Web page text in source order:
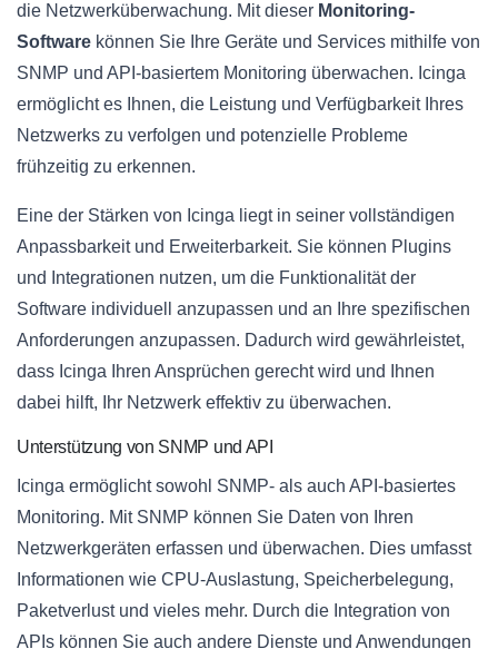
die Netzwerküberwachung. Mit dieser Monitoring-
Software können Sie Ihre Geräte und Services mithilfe von
SNMP und API-basiertem Monitoring überwachen. Icinga
ermöglicht es Ihnen, die Leistung und Verfügbarkeit Ihres
Netzwerks zu verfolgen und potenzielle Probleme
frühzeitig zu erkennen.
Eine der Stärken von Icinga liegt in seiner vollständigen
Anpassbarkeit und Erweiterbarkeit. Sie können Plugins
und Integrationen nutzen, um die Funktionalität der
Software individuell anzupassen und an Ihre spezifischen
Anforderungen anzupassen. Dadurch wird gewährleistet,
dass Icinga Ihren Ansprüchen gerecht wird und Ihnen
dabei hilft, Ihr Netzwerk effektiv zu überwachen.
Unterstützung von SNMP und API
Icinga ermöglicht sowohl SNMP- als auch API-basiertes
Monitoring. Mit SNMP können Sie Daten von Ihren
Netzwerkgeräten erfassen und überwachen. Dies umfasst
Informationen wie CPU-Auslastung, Speicherbelegung,
Paketverlust und vieles mehr. Durch die Integration von
APIs können Sie auch andere Dienste und Anwendungen